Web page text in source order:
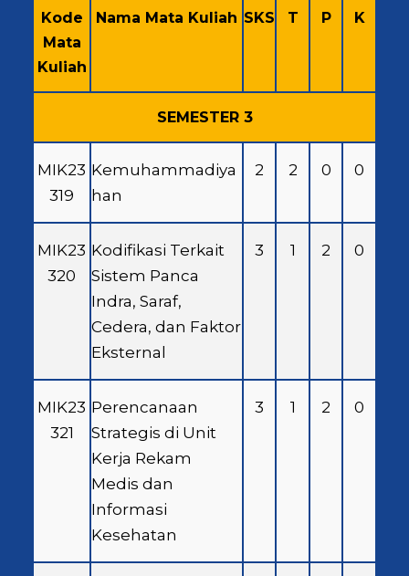
Kode
Mata
Kuliah
Nama Mata Kuliah SKS T P K
SEMESTER 3
MIK23
319
Kemuhammadiya
han
2 2 0 0
MIK23
320
Kodifikasi Terkait
Sistem Panca
Indra, Saraf,
Cedera, dan Faktor
Eksternal
3 1 2 0
MIK23
321
Perencanaan
Strategis di Unit
Kerja Rekam
Medis dan
Informasi
Kesehatan
3 1 2 0